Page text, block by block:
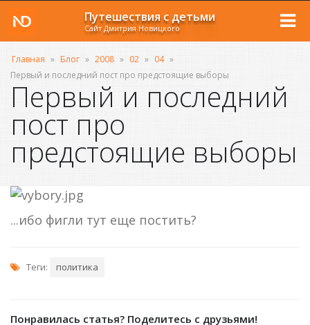
Путешествия с детьми
Сайт Дмитрия Новицкого
Главная » Блог » 2008 » 02 » 04 »
Первый и последний пост про предстоящие выборы
Первый и последний
пост про
предстоящие выборы
...ибо фигли тут еще постить?
Теги: политика
Понравилась статья? Поделитесь с друзьями!